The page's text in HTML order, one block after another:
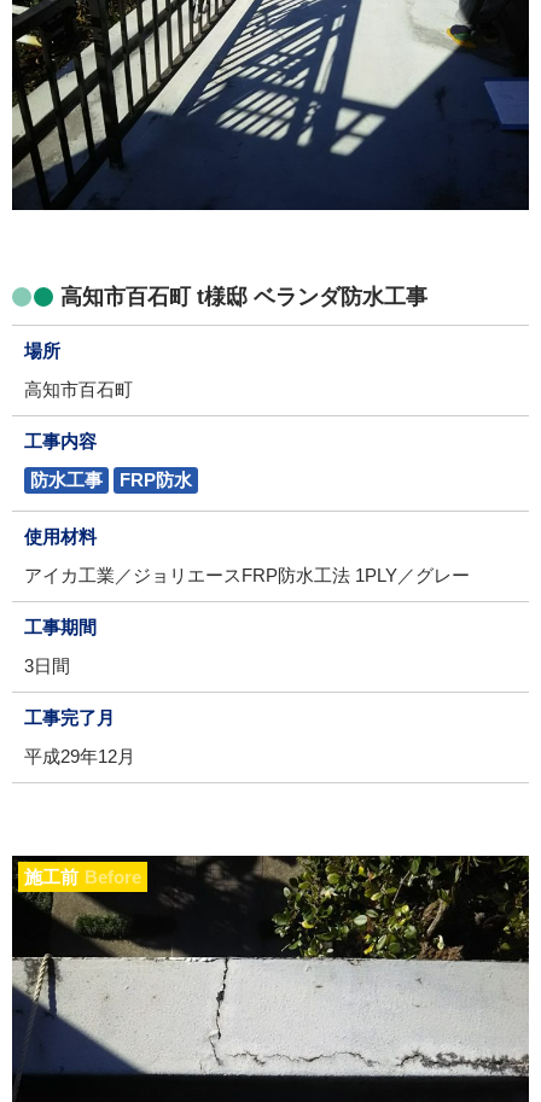
高知市百石町 t様邸 ベランダ防水工事
場所
高知市百石町
工事内容
防水工事
FRP防水
使用材料
アイカ工業／ジョリエースFRP防水工法 1PLY／グレー
工事期間
3日間
工事完了月
平成29年12月
施工前 Before